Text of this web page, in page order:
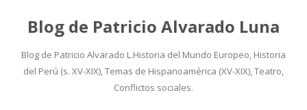
Blog de Patricio Alvarado Luna
Blog de Patricio Alvarado L.Historia del Mundo Europeo, Historia
del Perú (s. XV-XIX), Temas de Hispanoamérica (XV-XIX), Teatro,
Conflictos sociales.